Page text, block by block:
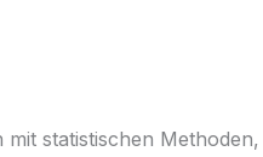
statistischen